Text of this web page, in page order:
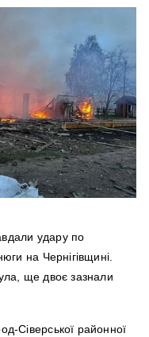
удару по
на Чернігівщині.
ще двоє зазнали
Сіверської районної